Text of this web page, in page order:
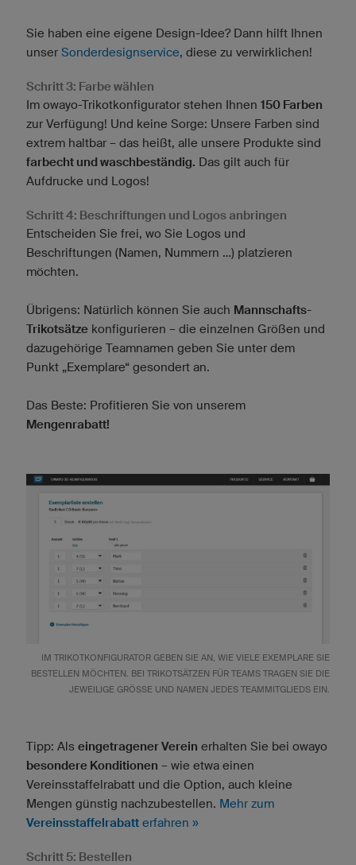
Sie haben eine eigene Design-Idee? Dann hilft Ihnen
unser Sonderdesignservice, diese zu verwirklichen!
Schritt 3: Farbe wählen
Im owayo-Trikotkonfigurator stehen Ihnen 150 Farben
zur Verfügung! Und keine Sorge: Unsere Farben sind
extrem haltbar – das heißt, alle unsere Produkte sind
farbecht und waschbeständig. Das gilt auch für
Aufdrucke und Logos!
Schritt 4: Beschriftungen und Logos anbringen
Entscheiden Sie frei, wo Sie Logos und
Beschriftungen (Namen, Nummern …) platzieren
möchten.
Übrigens: Natürlich können Sie auch Mannschafts-
Trikotsätze konfigurieren – die einzelnen Größen und
dazugehörige Teamnamen geben Sie unter dem
Punkt „Exemplare“ gesondert an.
Das Beste: Profitieren Sie von unserem
Mengenrabatt!
IM TRIKOTKONFIGURATOR GEBEN SIE AN, WIE VIELE EXEMPLARE SIE
BESTELLEN MÖCHTEN. BEI TRIKOTSÄTZEN FÜR TEAMS TRAGEN SIE DIE
JEWEILIGE GRÖSSE UND NAMEN JEDES TEAMMITGLIEDS EIN.
Tipp: Als eingetragener Verein erhalten Sie bei owayo
besondere Konditionen – wie etwa einen
Vereinsstaffelrabatt und die Option, auch kleine
Mengen günstig nachzubestellen. Mehr zum
Vereinsstaffelrabatt erfahren »
Schritt 5: Bestellen